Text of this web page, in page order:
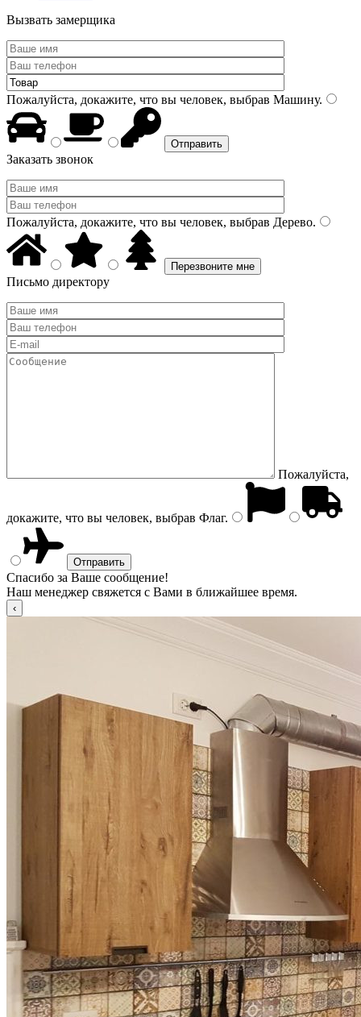
Вызвать замерщика
Пожалуйста, докажите, что вы человек, выбрав Машину.
Заказать звонок
Пожалуйста, докажите, что вы человек, выбрав Дерево.
Письмо директору
Пожалуйста,
докажите, что вы человек, выбрав Флаг.
Спасибо за Ваше сообщение!
Наш менеджер свяжется с Вами в ближайшее время.